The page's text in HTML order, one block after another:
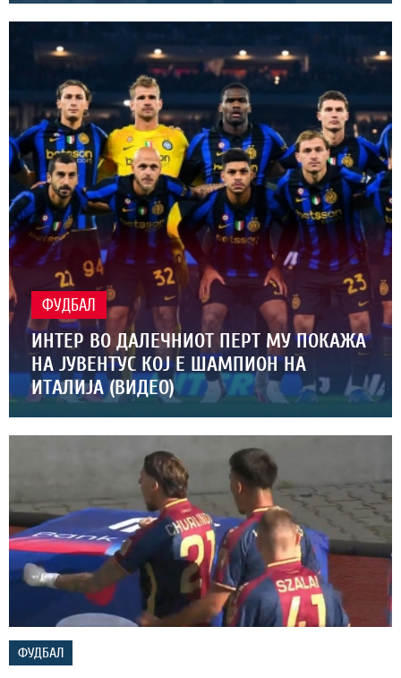
ФУДБАЛ
ИНТЕР ВО ДАЛЕЧНИОТ ПЕРТ МУ ПОКАЖА
НА ЈУВЕНТУС КОЈ Е ШАМПИОН НА
ИТАЛИЈА (ВИДЕО)
ФУДБАЛ